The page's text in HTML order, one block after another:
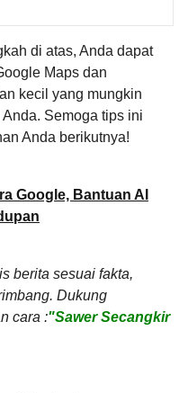
di atas, Anda dapat
Maps dan
kecil yang mungkin
Semoga tips ini
Anda berikutnya!
Google, Bantuan AI
berita sesuai fakta,
Dukung
cara :"Sawer Secangkir